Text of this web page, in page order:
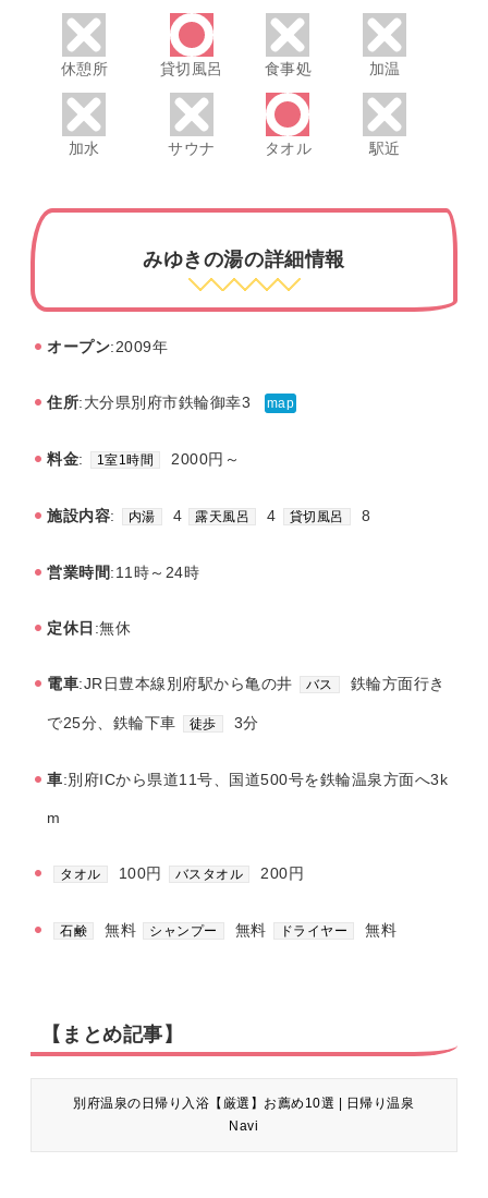
休憩所 貸切風呂 食事処 加温
加水 サウナ タオル 駅近
みゆきの湯の詳細情報
オープン:2009年
住所:大分県別府市鉄輪御幸3 map
料金: 1室1時間 2000円～
施設内容: 内湯 4 露天風呂 4 貸切風呂 8
営業時間:11時～24時
定休日 :無休
電車:JR日豊本線別府駅から亀の井 バス 鉄輪方面行き
で25分、鉄輪下車 徒歩 3分
車:別府ICから県道11号、国道500号を鉄輪温泉方面へ3k
m
タオル 100円 バスタオル 200円
石鹸 無料 シャンプー 無料 ドライヤー 無料
【まとめ記事】
別府温泉の日帰り入浴【厳選】お薦め10選 | 日帰り温泉
Navi